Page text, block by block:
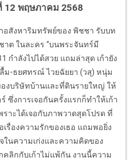
12 พฤษภาคม 2568
อสังหาริมทรัพย์ของ พิชชา รับบท
าต ในละคร “บนพระจันทร์มี
กำลังไปได้สวย แถมล่าสุด เก้ายัง
ม-ธยศทรณ์ ไวยฉัยยา (วสุ) หนุ่ม
องบริษัทบ้านและที่ดินรายใหญ่ ให้
ซึ่งการเจอกันครั้งแรกก็ทำให้เก้า
ราะได้เจอกับภาพวาดสุดโปรด ที่
เรื่องความรักของเธอ แถมพอยิ่ง
ในความเก่งและความคิดของ
คลิกกับเก้าไม่แพ้กัน งานนี้ความ